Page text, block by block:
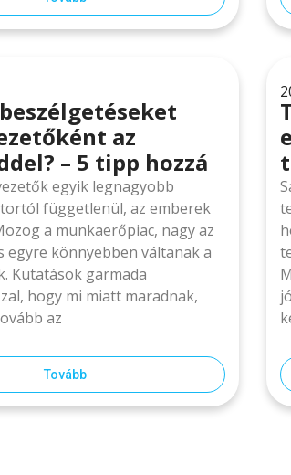
az
– 5 tipp hozzá
egyik legnagyobb
függetlenül, az emberek
a munkaerőpiac, nagy az
egyre könnyebben váltanak a
Kutatások garmada
hogy mi miatt maradnak,
az
Tovább